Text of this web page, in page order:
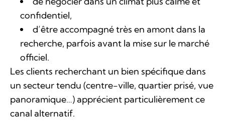
confidentiel,
d’être accompagné très en amont dans la
recherche, parfois avant la mise sur le marché
officiel.
Les clients recherchant un bien spécifique dans
un secteur tendu (centre-ville, quartier prisé, vue
panoramique…) apprécient particulièrement ce
canal alternatif.